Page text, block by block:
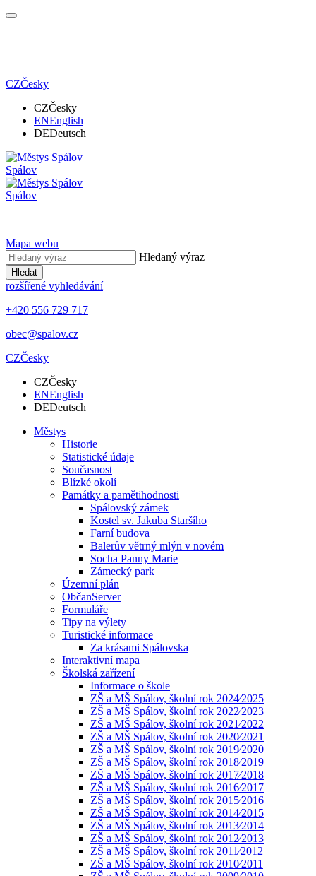
CZČesky
CZČesky
ENEnglish
DEDeutsch
Spálov
Spálov
Mapa webu
Hledaný výraz
Hledat
rozšířené vyhledávání
+420 556 729 717
obec@spalov.cz
CZČesky
CZČesky
ENEnglish
DEDeutsch
Městys
Historie
Statistické údaje
Současnost
Blízké okolí
Památky a pamětihodnosti
Spálovský zámek
Kostel sv. Jakuba Staršího
Farní budova
Balerův větrný mlýn v novém
Socha Panny Marie
Zámecký park
Územní plán
ObčanServer
Formuláře
Tipy na výlety
Turistické informace
Za krásami Spálovska
Interaktivní mapa
Školská zařízení
Informace o škole
ZŠ a MŠ Spálov, školní rok 2024⁄2025
ZŠ a MŠ Spálov, školní rok 2022⁄2023
ZŠ a MŠ Spálov, školní rok 2021⁄2022
ZŠ a MŠ Spálov, školní rok 2020⁄2021
ZŠ a MŠ Spálov, školní rok 2019⁄2020
ZŠ a MŠ Spálov, školní rok 2018⁄2019
ZŠ a MŠ Spálov, školní rok 2017⁄2018
ZŠ a MŠ Spálov, školní rok 2016⁄2017
ZŠ a MŠ Spálov, školní rok 2015⁄2016
ZŠ a MŠ Spálov, školní rok 2014⁄2015
ZŠ a MŠ Spálov, školní rok 2013⁄2014
ZŠ a MŠ Spálov, školní rok 2012⁄2013
ZŠ a MŠ Spálov, školní rok 2011⁄2012
ZŠ a MŠ Spálov, školní rok 2010⁄2011